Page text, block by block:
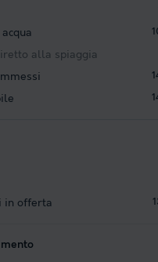
alla spiaggia
in offerta